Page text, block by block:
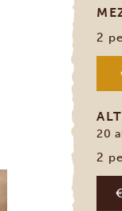
2
20
2